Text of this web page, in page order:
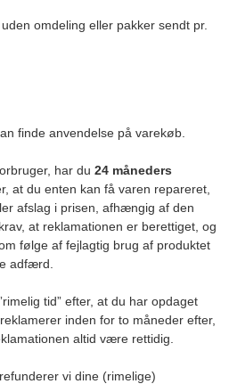
omdeling eller pakker sendt pr.
finde anvendelse på varekøb.
har du 24 måneders
at du enten kan få varen repareret,
afslag i prisen, afhængig af den
at reklamationen er berettiget, og
følge af fejlagtig brug af produktet
adfærd.
tid” efter, at du har opdaget
inden for to måneder efter,
altid være rettidig.
vi dine (rimelige)